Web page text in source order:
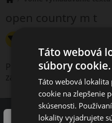
open country m t
Produkty vyhovujúce
zahrnuté v našej ponuke
Táto webová
súbory cookie.
Táto webová
cookie na zlepšenie
skúsenosti.
lokality vyjadrujete